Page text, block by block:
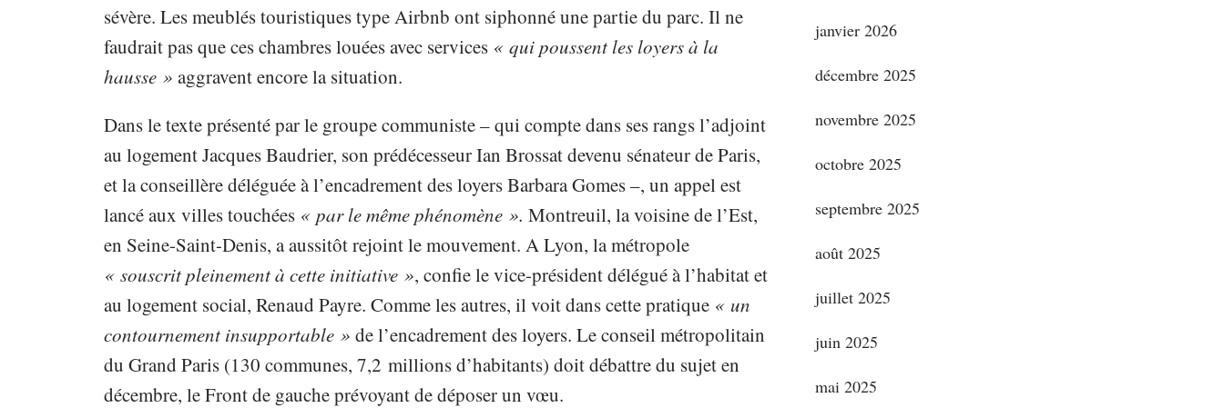
sévère. Les meublés touristiques type Airbnb ont siphonné une partie du parc. Il ne
faudrait pas que ces chambres louées avec services « qui poussent les loyers à la
hausse » aggravent encore la situation.
Dans le texte présenté par le groupe communiste – qui compte dans ses rangs l’adjoint
au logement Jacques Baudrier, son prédécesseur Ian Brossat devenu sénateur de Paris,
et la conseillère déléguée à l’encadrement des loyers Barbara Gomes –, un appel est
lancé aux villes touchées « par le même phénomène ». Montreuil, la voisine de l’Est,
en Seine-Saint-Denis, a aussitôt rejoint le mouvement. A Lyon, la métropole
« souscrit pleinement à cette initiative », confie le vice-président délégué à l’habitat et
au logement social, Renaud Payre. Comme les autres, il voit dans cette pratique « un
contournement insupportable » de l’encadrement des loyers. Le conseil métropolitain
du Grand Paris (130 communes, 7,2 millions d’habitants) doit débattre du sujet en
décembre, le Front de gauche prévoyant de déposer un vœu.
janvier 2026
décembre 2025
novembre 2025
octobre 2025
septembre 2025
août 2025
juillet 2025
juin 2025
mai 2025